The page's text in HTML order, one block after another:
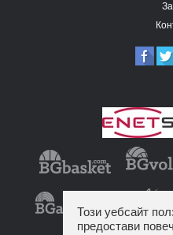
Този уебсайт
предостави